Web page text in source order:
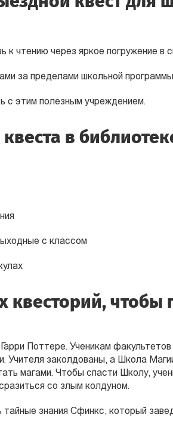
к чтению через яркое погружение
за пределами школьной
с этим полезным учреждением.
в
с классом
квесторий, чтобы
Поттере. Ученикам
Учителя заколдованы, а Школа
магами. Чтобы спасти Школу,
со злым колдуном.
тайные знания Сфинкс, который